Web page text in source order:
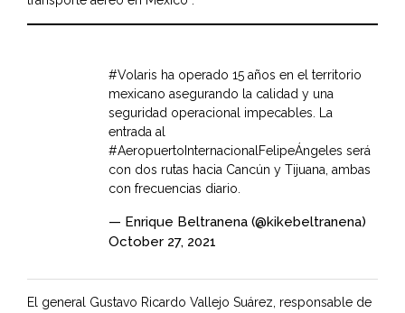
#Volaris ha operado 15 años en el territorio
mexicano asegurando la calidad y una
seguridad operacional impecables. La
entrada al
#AeropuertoInternacionalFelipeÁngeles será
con dos rutas hacia Cancún y Tijuana, ambas
con frecuencias diario.
— Enrique Beltranena (@kikebeltranena)
October 27, 2021
El general Gustavo Ricardo Vallejo Suárez, responsable de